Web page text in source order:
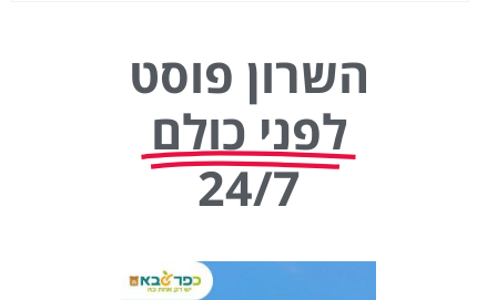
השרון פוסט
לפני כולם
24/7